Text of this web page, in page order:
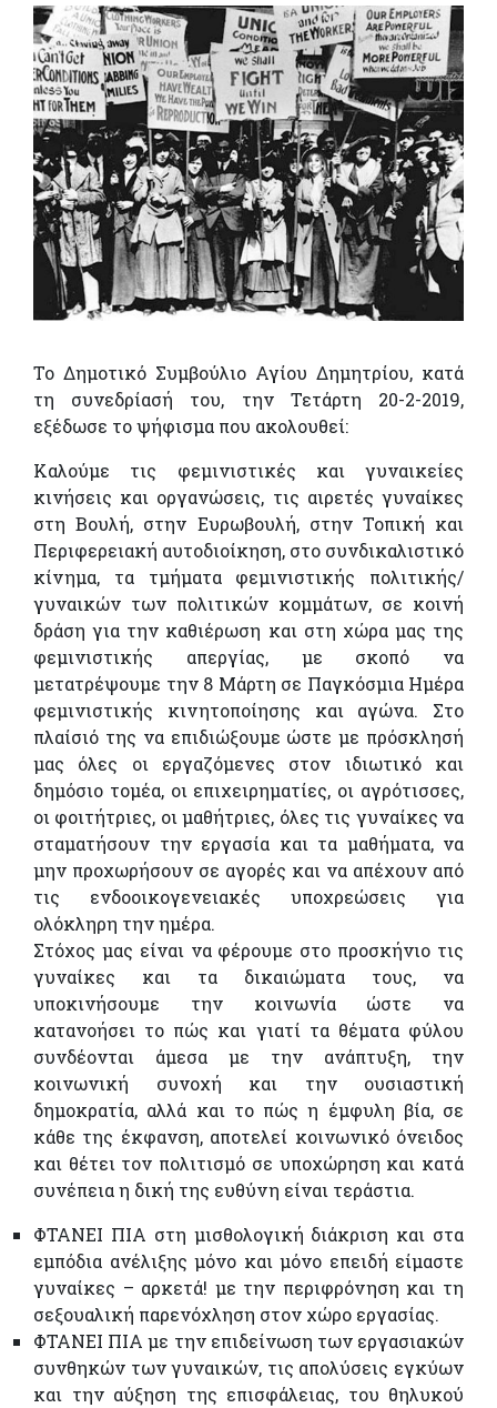
Το Δημοτικό Συμβούλιο Αγίου Δημητρίου, κατά
τη συνεδρίασή του, την Τετάρτη 20-2-2019,
εξέδωσε το ψήφισμα που ακολουθεί:
Καλούμε τις φεμινιστικές και γυναικείες
κινήσεις και οργανώσεις, τις αιρετές γυναίκες
στη Βουλή, στην Ευρωβουλή, στην Τοπική και
Περιφερειακή αυτοδιοίκηση, στο συνδικαλιστικό
κίνημα, τα τμήματα φεμινιστικής πολιτικής/
γυναικών των πολιτικών κομμάτων, σε κοινή
δράση για την καθιέρωση και στη χώρα μας της
φεμινιστικής απεργίας, με σκοπό να
μετατρέψουμε την 8 Μάρτη σε Παγκόσμια Ημέρα
φεμινιστικής κινητοποίησης και αγώνα. Στο
πλαίσιό της να επιδιώξουμε ώστε με πρόσκλησή
μας όλες οι εργαζόμενες στον ιδιωτικό και
δημόσιο τομέα, οι επιχειρηματίες, οι αγρότισσες,
οι φοιτήτριες, οι μαθήτριες, όλες τις γυναίκες να
σταματήσουν την εργασία και τα μαθήματα, να
μην προχωρήσουν σε αγορές και να απέχουν από
τις ενδοοικογενειακές υποχρεώσεις για
ολόκληρη την ημέρα.
Στόχος μας είναι να φέρουμε στο προσκήνιο τις
γυναίκες και τα δικαιώματα τους, να
υποκινήσουμε την κοινωνία ώστε να
κατανοήσει το πώς και γιατί τα θέματα φύλου
συνδέονται άμεσα με την ανάπτυξη, την
κοινωνική συνοχή και την ουσιαστική
δημοκρατία, αλλά και το πώς η έμφυλη βία, σε
κάθε της έκφανση, αποτελεί κοινωνικό όνειδος
και θέτει τον πολιτισμό σε υποχώρηση και κατά
συνέπεια η δική της ευθύνη είναι τεράστια.
ΦΤΑΝΕΙ ΠΙΑ στη μισθολογική διάκριση και στα
εμπόδια ανέλιξης μόνο και μόνο επειδή είμαστε
γυναίκες – αρκετά! με την περιφρόνηση και τη
σεξουαλική παρενόχληση στον χώρο εργασίας.
ΦΤΑΝΕΙ ΠΙΑ με την επιδείνωση των εργασιακών
συνθηκών των γυναικών, τις απολύσεις εγκύων
και την αύξηση της επισφάλειας, του θηλυκού